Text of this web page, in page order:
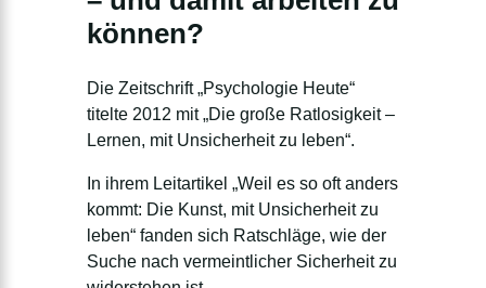
können?
Die Zeitschrift „Psychologie Heute“
titelte 2012 mit „Die große Ratlosigkeit –
Lernen, mit Unsicherheit zu leben“.
In ihrem Leitartikel „Weil es so oft anders
kommt: Die Kunst, mit Unsicherheit zu
leben“ fanden sich Ratschläge, wie der
Suche nach vermeintlicher Sicherheit zu